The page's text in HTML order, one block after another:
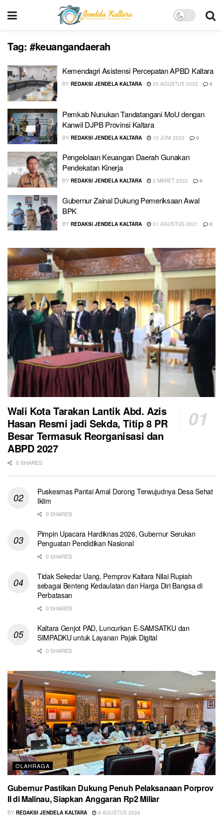
Tag: #keuangandaerah
Kemendagri Asistensi Percepatan APBD Kaltara
BY REDAKSI JENDELA KALTARA 25 AGUSTUS 2022 0
Pemkab Nunukan Tandatangani MoU dengan
Kanwil DJPB Provinsi Kaltara
BY REDAKSI JENDELA KALTARA 10 JUNI 2022 0
Pengelolaan Keuangan Daerah Gunakan
Pendekatan Kinerja
BY REDAKSI JENDELA KALTARA 2 MARET 2022 0
Gubernur Zainal Dukung Pemeriksaan Awal
BPK
BY REDAKSI JENDELA KALTARA 31 AGUSTUS 2021 0
Wali Kota Tarakan Lantik Abd. Azis
Hasan Resmi jadi Sekda, Titip 8 PR
Besar Termasuk Reorganisasi dan
ABPD 2027
0 SHARES
Puskesmas Pantai Amal Dorong Terwujudnya Desa Sehat
Iklim
0 SHARES
Pimpin Upacara Hardiknas 2026, Gubernur Serukan
Penguatan Pendidikan Nasional
0 SHARES
Tidak Sekedar Uang, Pemprov Kaltara Nilai Rupiah
sebagai Benteng Kedaulatan dan Harga Diri Bangsa di
Perbatasan
0 SHARES
Kaltara Genjot PAD, Luncurkan E-SAMSATKU dan
SIMPADKU untuk Layanan Pajak Digital
0 SHARES
OLAHRAGA
Gubernur Pastikan Dukung Penuh Pelaksanaan Porprov
II di Malinau, Siapkan Anggaran Rp2 Miliar
BY REDAKSI JENDELA KALTARA 8 AGUSTUS 2026